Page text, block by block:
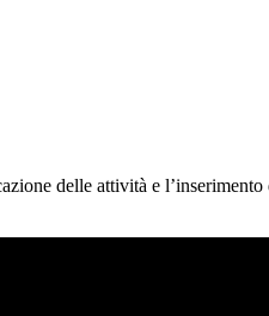
delle attività e